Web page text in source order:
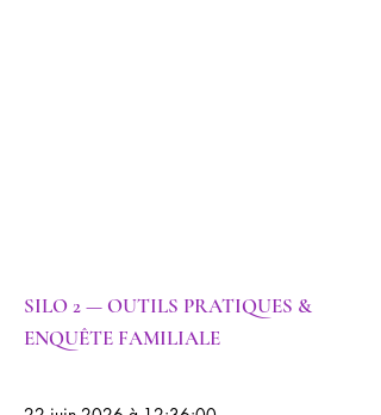
SILO 2 — OUTILS PRATIQUES &
ENQUÊTE FAMILIALE